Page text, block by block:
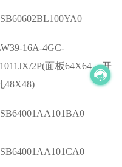
16A-4GC-
2P(面板64X64，开
48X48)